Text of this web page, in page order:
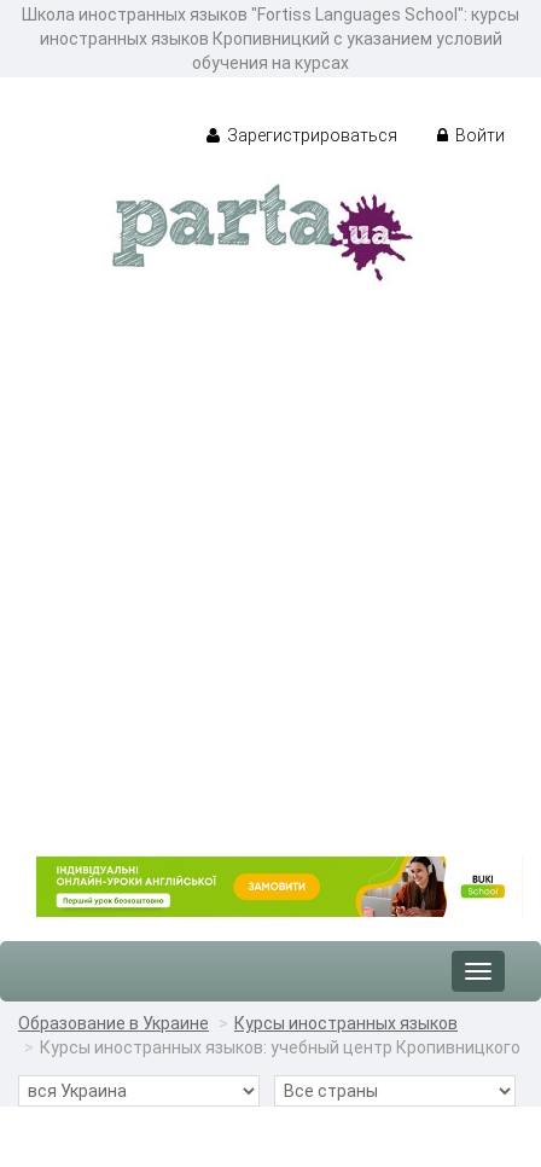
Школа иностранных языков "Fortiss Languages School": курсы
иностранных языков Кропивницкий с указанием условий
обучения на курсах
Зарегистрироваться Войти
Toggle
Образование в Украине
Курсы иностранных языков
Курсы иностранных языков: учебный центр Кропивницкого